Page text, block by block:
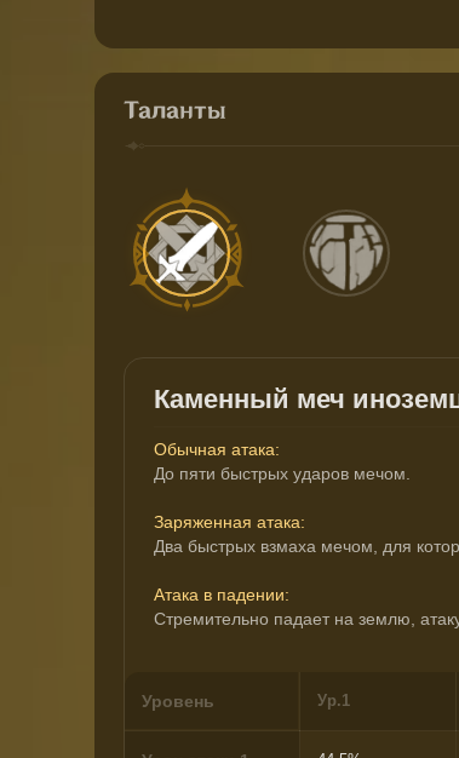
Таланты
Каменный меч
Обычная атака:
До пяти быстрых ударов мечом.
Заряженная атака:
Два быстрых взмаха мечом, для
Атака в падении:
Стремительно падает на землю,
Уровень Ур.1